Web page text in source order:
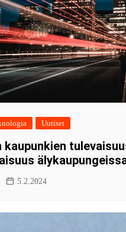
Uutiset
kaupunkien
5.2.2024